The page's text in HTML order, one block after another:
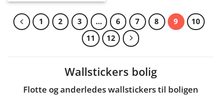
1 2 3 … 6 7 8 9
10
11
12
Wallstickers bolig
Flotte og anderledes wallstickers til boligen